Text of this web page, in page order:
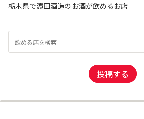
栃木県で濵田酒造のお酒が飲めるお店
投稿する